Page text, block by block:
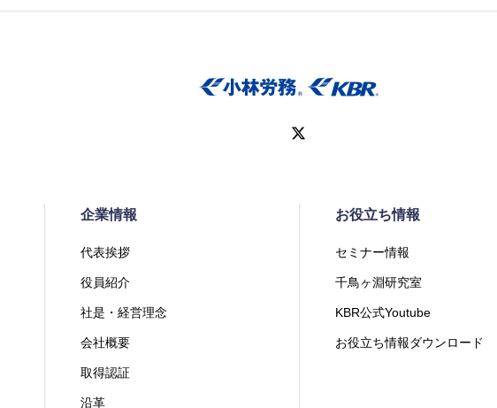
企業情報
代表挨拶
役員紹介
社是・経営理念
会社概要
取得認証
沿革
お役立ち情報
セミナー情報
千鳥ヶ淵研究室
KBR公式Youtube
お役立ち情報ダウンロード